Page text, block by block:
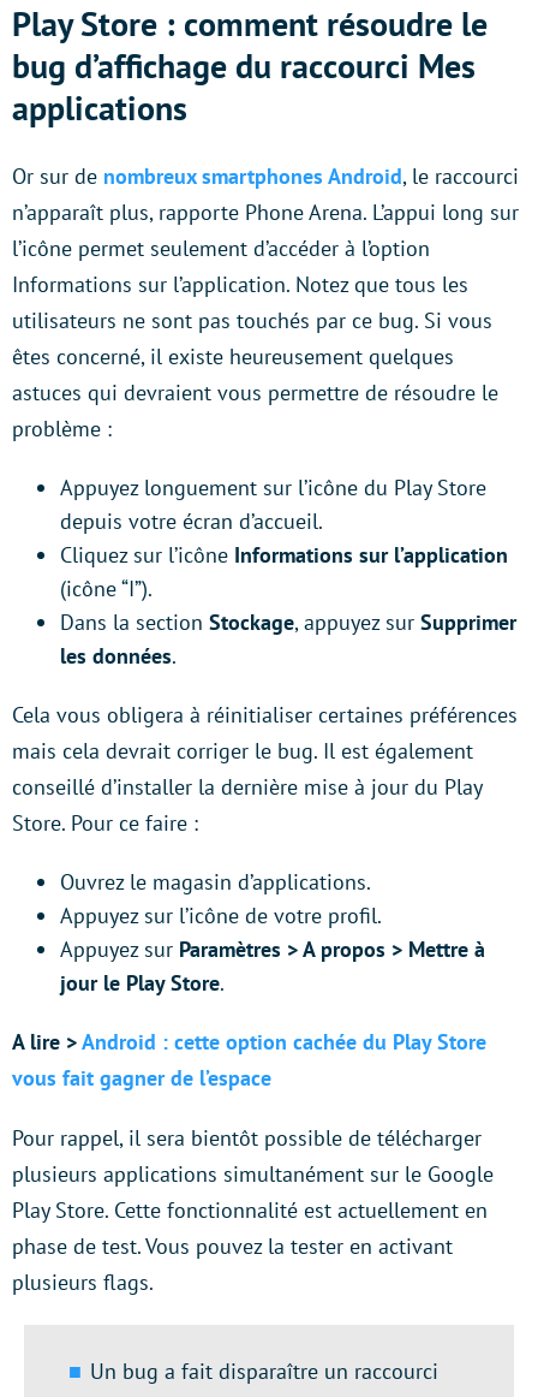
Play Store : comment résoudre le
bug d’affichage du raccourci Mes
applications
Or sur de nombreux smartphones Android, le raccourci
n’apparaît plus, rapporte Phone Arena. L’appui long sur
l’icône permet seulement d’accéder à l’option
Informations sur l’application. Notez que tous les
utilisateurs ne sont pas touchés par ce bug. Si vous
êtes concerné, il existe heureusement quelques
astuces qui devraient vous permettre de résoudre le
problème :
Appuyez longuement sur l’icône du Play Store
depuis votre écran d’accueil.
Cliquez sur l’icône Informations sur l’application
(icône “I”).
Dans la section Stockage, appuyez sur Supprimer
les données.
Cela vous obligera à réinitialiser certaines préférences
mais cela devrait corriger le bug. Il est également
conseillé d’installer la dernière mise à jour du Play
Store. Pour ce faire :
Ouvrez le magasin d’applications.
Appuyez sur l’icône de votre profil.
Appuyez sur Paramètres > A propos > Mettre à
jour le Play Store.
A lire >Android : cette option cachée du Play Store
vous fait gagner de l’espace
Pour rappel, il sera bientôt possible de télécharger
plusieurs applications simultanément sur le Google
Play Store. Cette fonctionnalité est actuellement en
phase de test. Vous pouvez la tester en activant
plusieurs flags.
Un bug a fait disparaître un raccourci